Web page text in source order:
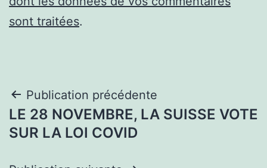
sont traitées.
Navigation
de
Publication précédente
LE 28 NOVEMBRE, LA SUISSE VOTE
SUR LA LOI COVID